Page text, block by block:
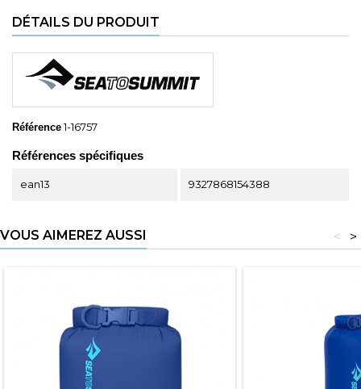
DÉTAILS DU PRODUIT
Référence 1-16757
Références spécifiques
ean13 9327868154388
VOUS AIMEREZ AUSSI >
<